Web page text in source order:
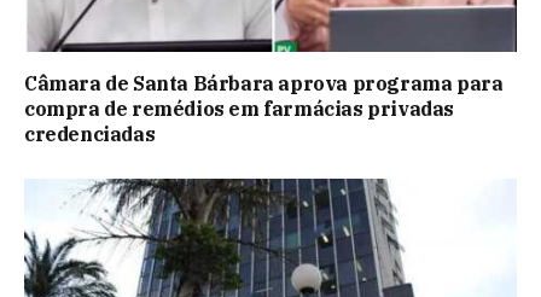
Câmara de Santa Bárbara aprova programa para
compra de remédios em farmácias privadas
credenciadas